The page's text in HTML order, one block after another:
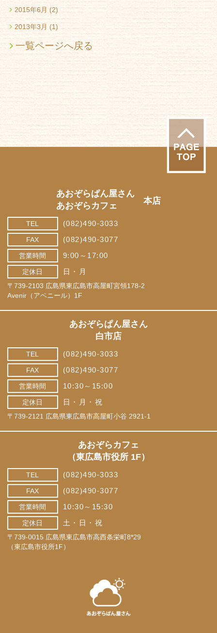
2015年6月 (2)
2013年3月 (1)
一覧ページへ戻る
あおぞらぱん屋さん
本店
あおぞらカフェ
TEL (082)490-3033
FAX (082)490-3077
営業時間 9:00～17:00
定休日 日・月
〒739-2103 広島県東広島市高屋町宮領178-2
Avenir（アベニール）1F
あおぞらぱん屋さん
白市店
TEL (082)490-3033
FAX (082)490-3077
営業時間 10:30～15:00
定休日 日・月・祝
〒739-2121 広島県東広島市高屋町小谷 2921-1
あおぞらカフェ
（東広島市役所 1F）
TEL (082)490-3033
FAX (082)490-3077
営業時間 10:30～15:30
定休日 土・日・祝
〒739-0015 広島県東広島市高西条栄町8*29
（東広島市役所1F）